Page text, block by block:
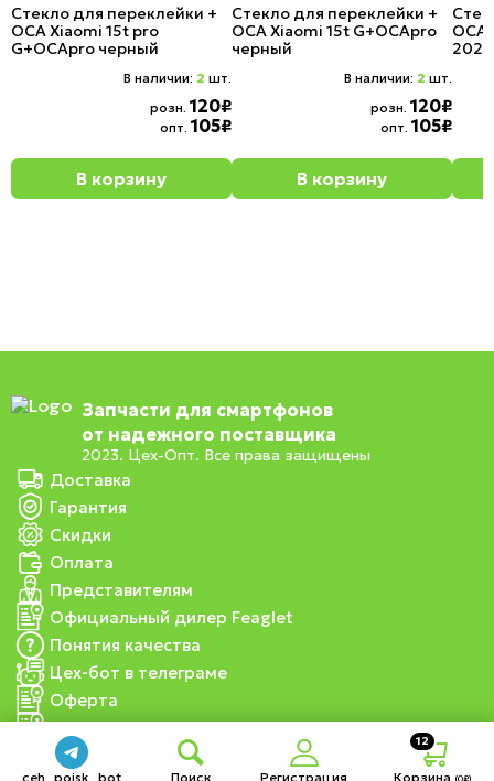
ceh_poisk_bot Поиск Регистрация
12
Корзина (0₽)
Стекло для переклейки +
OCA Xiaomi 15t pro
G+OCApro черный
В наличии: 2 шт.
розн. 120₽
опт. 105₽
В корзину
Стекло для переклейки +
OCA Xiaomi 15t G+OCApro
черный
В наличии: 2 шт.
розн. 120₽
опт. 105₽
В корзину
OCA
Запчасти для смартфонов
от надежного поставщика
2023. Цех-Опт. Все права защищены
Доставка
Гарантия
Скидки
Оплата
Представителям
Официальный дилер Feaglet
Понятия качества
Цех-бот в телеграме
Оферта
Проведение оплаты